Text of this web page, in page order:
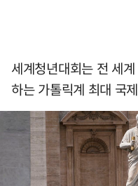
세계청년대회는 전 세
하는 가톨릭계 최대 국